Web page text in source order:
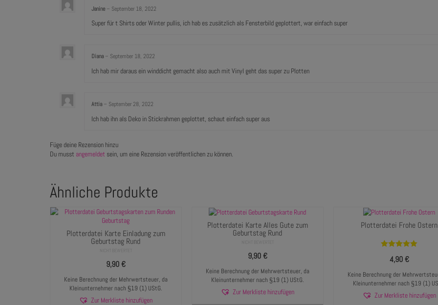
Janine – September 18, 2022
Super für t Shirts oder Winter pullis, ich hab es zusätzlich als Fensterbild geplottert, war einfach super
Diana – September 18, 2022
Ich hab mir daraus ein winddicht gemacht also auch mit Vinyl geht das super zu Plotten
Attia – September 28, 2022
Ich hab ihn als Deko in Stickrahmen geplottet, schaut einfach super aus
Füge deine Rezension hinzu
Du musst angemeldet sein, um eine Rezension veröffentlichen zu können.
Ähnliche Produkte
Plotterdatei Karte Einladung zum
Geburtstag Rund
9,90€
Keine Berechnung der Mehrwertsteuer, da
Kleinunternehmer nach §19 (1) UStG.
Zur Merkliste hinzufügen
Plotterdatei Karte Alles Gute zum
Geburtstag Rund
9,90€
Keine Berechnung der Mehrwertsteuer, da
Kleinunternehmer nach §19 (1) UStG.
Zur Merkliste hinzufügen
Plotterdatei Frohe Ostern
5.00von 5
4,90€
Keine Berechnung der
Kleinunternehmer nach §19 (1)
Zur Merkliste hinzufügen